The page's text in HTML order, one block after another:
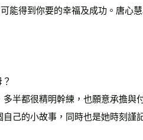
能得到你要的幸福及成功。唐心
半都很精明幹練，也願意承擔
己的小故事，同時也是她時刻謹